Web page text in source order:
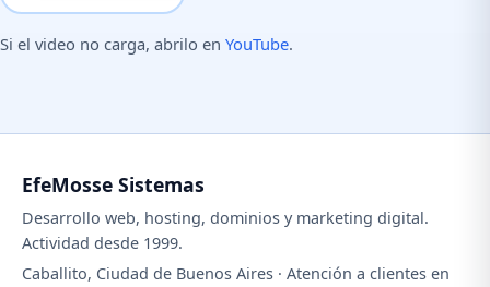
Si el video no carga, abrilo en YouTube.
EfeMosse Sistemas
Desarrollo web, hosting, dominios y marketing digital.
Actividad desde 1999.
Caballito, Ciudad de Buenos Aires · Atención a clientes en